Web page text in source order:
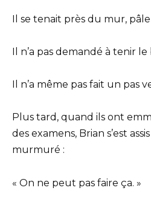
Il se tenait près du mur,
Il n’a pas demandé à tenir le
Il n’a même pas fait un pas
Plus tard, quand ils ont
des examens, Brian s’est
murmuré :
« On ne peut pas faire ça. »